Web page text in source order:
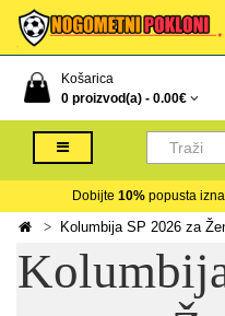
Košarica
0 proizvod(a) - 0.00€
Dobijte 10% popusta
Kolumbija SP 2026 za